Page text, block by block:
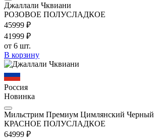
Джаллали Чквиани
РОЗОВОЕ ПОЛУСЛАДКОЕ
45999 ₽
41999 ₽
от 6 шт.
В корзину
Россия
Новинка
Мильстрим Премиум Цимлянский Черный
КРАСНОЕ ПОЛУСЛАДКОЕ
64999 ₽